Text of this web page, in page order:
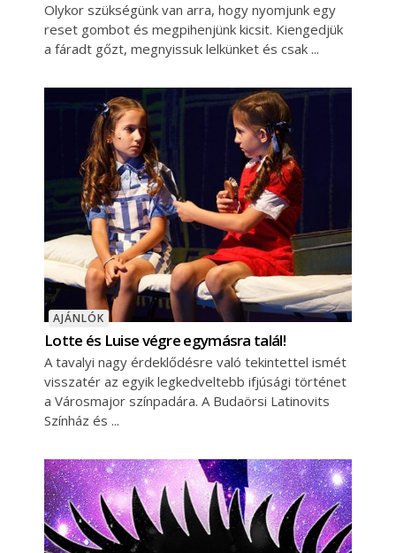
Olykor szükségünk van arra, hogy nyomjunk egy
reset gombot és megpihenjünk kicsit. Kiengedjük
a fáradt gőzt, megnyissuk lelkünket és csak
AJÁNLÓK
Lotte és Luise végre egymásra talál!
A tavalyi nagy érdeklődésre való tekintettel ismét
visszatér az egyik legkedveltebb ifjúsági történet
a Városmajor színpadára. A Budaörsi Latinovits
Színház és